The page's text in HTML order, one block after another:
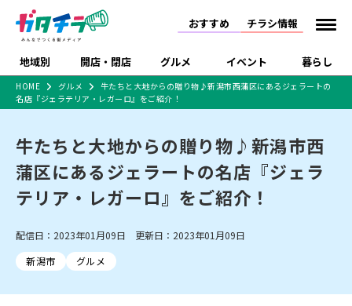
おすすめ チラシ情報
地域別 開店・閉店 グルメ イベント 暮らし
新潟市 下越
上越
佐渡
開店 閉店
リニューアル・移転 休業 開店まとめ
閉店まとめ
新潟市・開店
新潟市・閉店
長岡市・開店
長岡市・閉店
上越市・開店
ラーメン・開店
ラーメン 現地レポート
洋食
スイーツ
体験・販売 祭り・伝統行事
趣味・展示会 ライブ・コンサート
スポーツ
施設・ショップ
住宅メーカー・工務
店
食品メーカー・県産
習い事・塾 アパレル・雑貨
観光スポット
温泉・入浴 ホテル 旅館
水族館
特売セール インタビュー
特集・まとめ記事
セツコママ ランキング 新潟人
キャンペーン
開店まとめ
閉店まとめ
食品スーパー・コンビ
ショッピングモール・
大型施設
ドラッグストア・ホーム
センター
ファッション 生活サービス
HOME グルメ
牛たちと大地からの贈り物♪新潟市西蒲区にあるジェラートの
名店『ジェラテリア・レガーロ』をご紹介！
牛たちと大地からの贈り物♪新潟市西
蒲区にあるジェラートの名店『ジェラ
テリア・レガーロ』をご紹介！
配信日：2023年01月09日 更新日：2023年01月09日
新潟市
グルメ